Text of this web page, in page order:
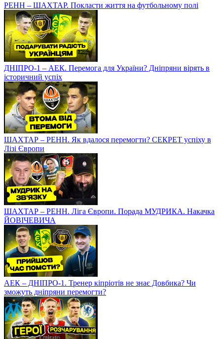
РЕНН – ШАХТАР. Покласти життя на футбольному полі
ДНІПРО-1 – АЕК. Перемога для України? Дніпряни вірять в
історичний успіх
ШАХТАР – РЕНН. Як вдалося перемогти? СЕКРЕТ успіху в
Лізі Європи
ШАХТАР – РЕНН. Ліга Європи. Порада МУДРИКА. Накачка
ЙОВІЧЕВИЧА
АЕК – ДНІПРО-1. Тренер кіпріотів не знає Довбика? Чи
зможуть дніпряни перемогти?